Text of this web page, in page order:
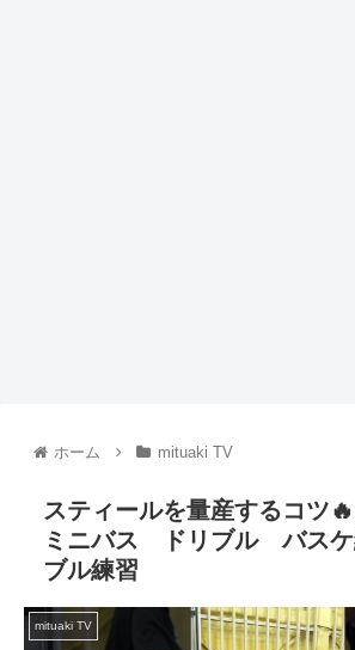
ホーム mituaki TV
スティールを量産するコツ
ミニバス ドリブル バス
ブル練習
mituaki TV